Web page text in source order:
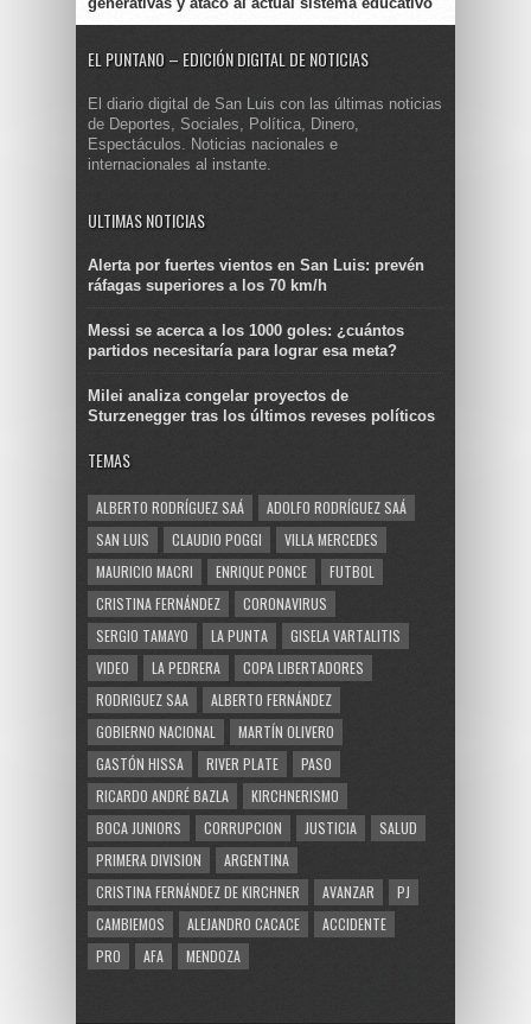
EL PUNTANO – EDICIÓN DIGITAL DE NOTICIAS
El diario digital de San Luis con las últimas noticias
de Deportes, Sociales, Política, Dinero,
Espectáculos. Noticias nacionales e
internacionales al instante.
ULTIMAS NOTICIAS
Alerta por fuertes vientos en San Luis: prevén
ráfagas superiores a los 70 km/h
Messi se acerca a los 1000 goles: ¿cuántos
partidos necesitaría para lograr esa meta?
Milei analiza congelar proyectos de
Sturzenegger tras los últimos reveses políticos
TEMAS
ALBERTO RODRÍGUEZ SAÁ
ADOLFO RODRÍGUEZ SAÁ
SAN LUIS
CLAUDIO POGGI
VILLA MERCEDES
MAURICIO MACRI
ENRIQUE PONCE
FUTBOL
CRISTINA FERNÁNDEZ
CORONAVIRUS
SERGIO TAMAYO
LA PUNTA
GISELA VARTALITIS
VIDEO
LA PEDRERA
COPA LIBERTADORES
RODRIGUEZ SAA
ALBERTO FERNÁNDEZ
GOBIERNO NACIONAL
MARTÍN OLIVERO
GASTÓN HISSA
RIVER PLATE
PASO
RICARDO ANDRÉ BAZLA
KIRCHNERISMO
BOCA JUNIORS
CORRUPCION JUSTICIA
SALUD
PRIMERA DIVISION
ARGENTINA
CRISTINA FERNÁNDEZ DE KIRCHNER
AVANZAR
PJ
CAMBIEMOS
ALEJANDRO CACACE
ACCIDENTE
PRO
AFA MENDOZA